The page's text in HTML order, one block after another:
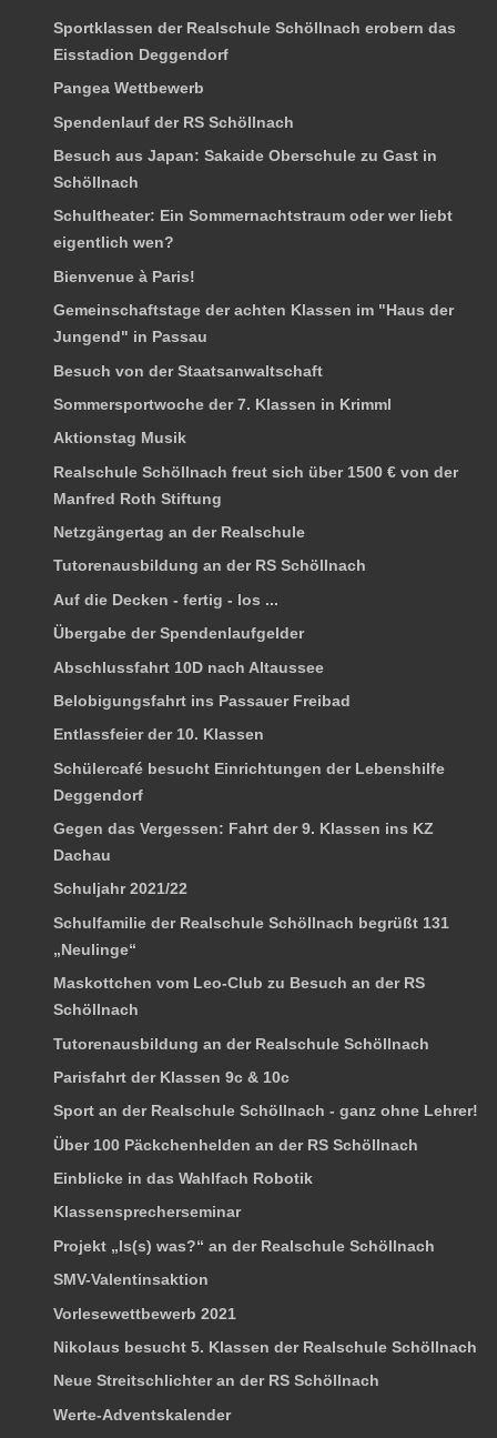
Sportklassen der Realschule Schöllnach erobern das
Eisstadion Deggendorf
Pangea Wettbewerb
Spendenlauf der RS Schöllnach
Besuch aus Japan: Sakaide Oberschule zu Gast in
Schöllnach
Schultheater: Ein Sommernachtstraum oder wer liebt
eigentlich wen?
Bienvenue à Paris!
Gemeinschaftstage der achten Klassen im "Haus der
Jungend" in Passau
Besuch von der Staatsanwaltschaft
Sommersportwoche der 7. Klassen in Krimml
Aktionstag Musik
Realschule Schöllnach freut sich über 1500 € von der
Manfred Roth Stiftung
Netzgängertag an der Realschule
Tutorenausbildung an der RS Schöllnach
Auf die Decken - fertig - los ...
Übergabe der Spendenlaufgelder
Abschlussfahrt 10D nach Altaussee
Belobigungsfahrt ins Passauer Freibad
Entlassfeier der 10. Klassen
Schülercafé besucht Einrichtungen der Lebenshilfe
Deggendorf
Gegen das Vergessen: Fahrt der 9. Klassen ins KZ
Dachau
Schuljahr 2021/22
Schulfamilie der Realschule Schöllnach begrüßt 131
„Neulinge“
Maskottchen vom Leo-Club zu Besuch an der RS
Schöllnach
Tutorenausbildung an der Realschule Schöllnach
Parisfahrt der Klassen 9c & 10c
Sport an der Realschule Schöllnach - ganz ohne Lehrer!
Über 100 Päckchenhelden an der RS Schöllnach
Einblicke in das Wahlfach Robotik
Klassensprecherseminar
Projekt „Is(s) was?“ an der Realschule Schöllnach
SMV-Valentinsaktion
Vorlesewettbewerb 2021
Nikolaus besucht 5. Klassen der Realschule Schöllnach
Neue Streitschlichter an der RS Schöllnach
Werte-Adventskalender